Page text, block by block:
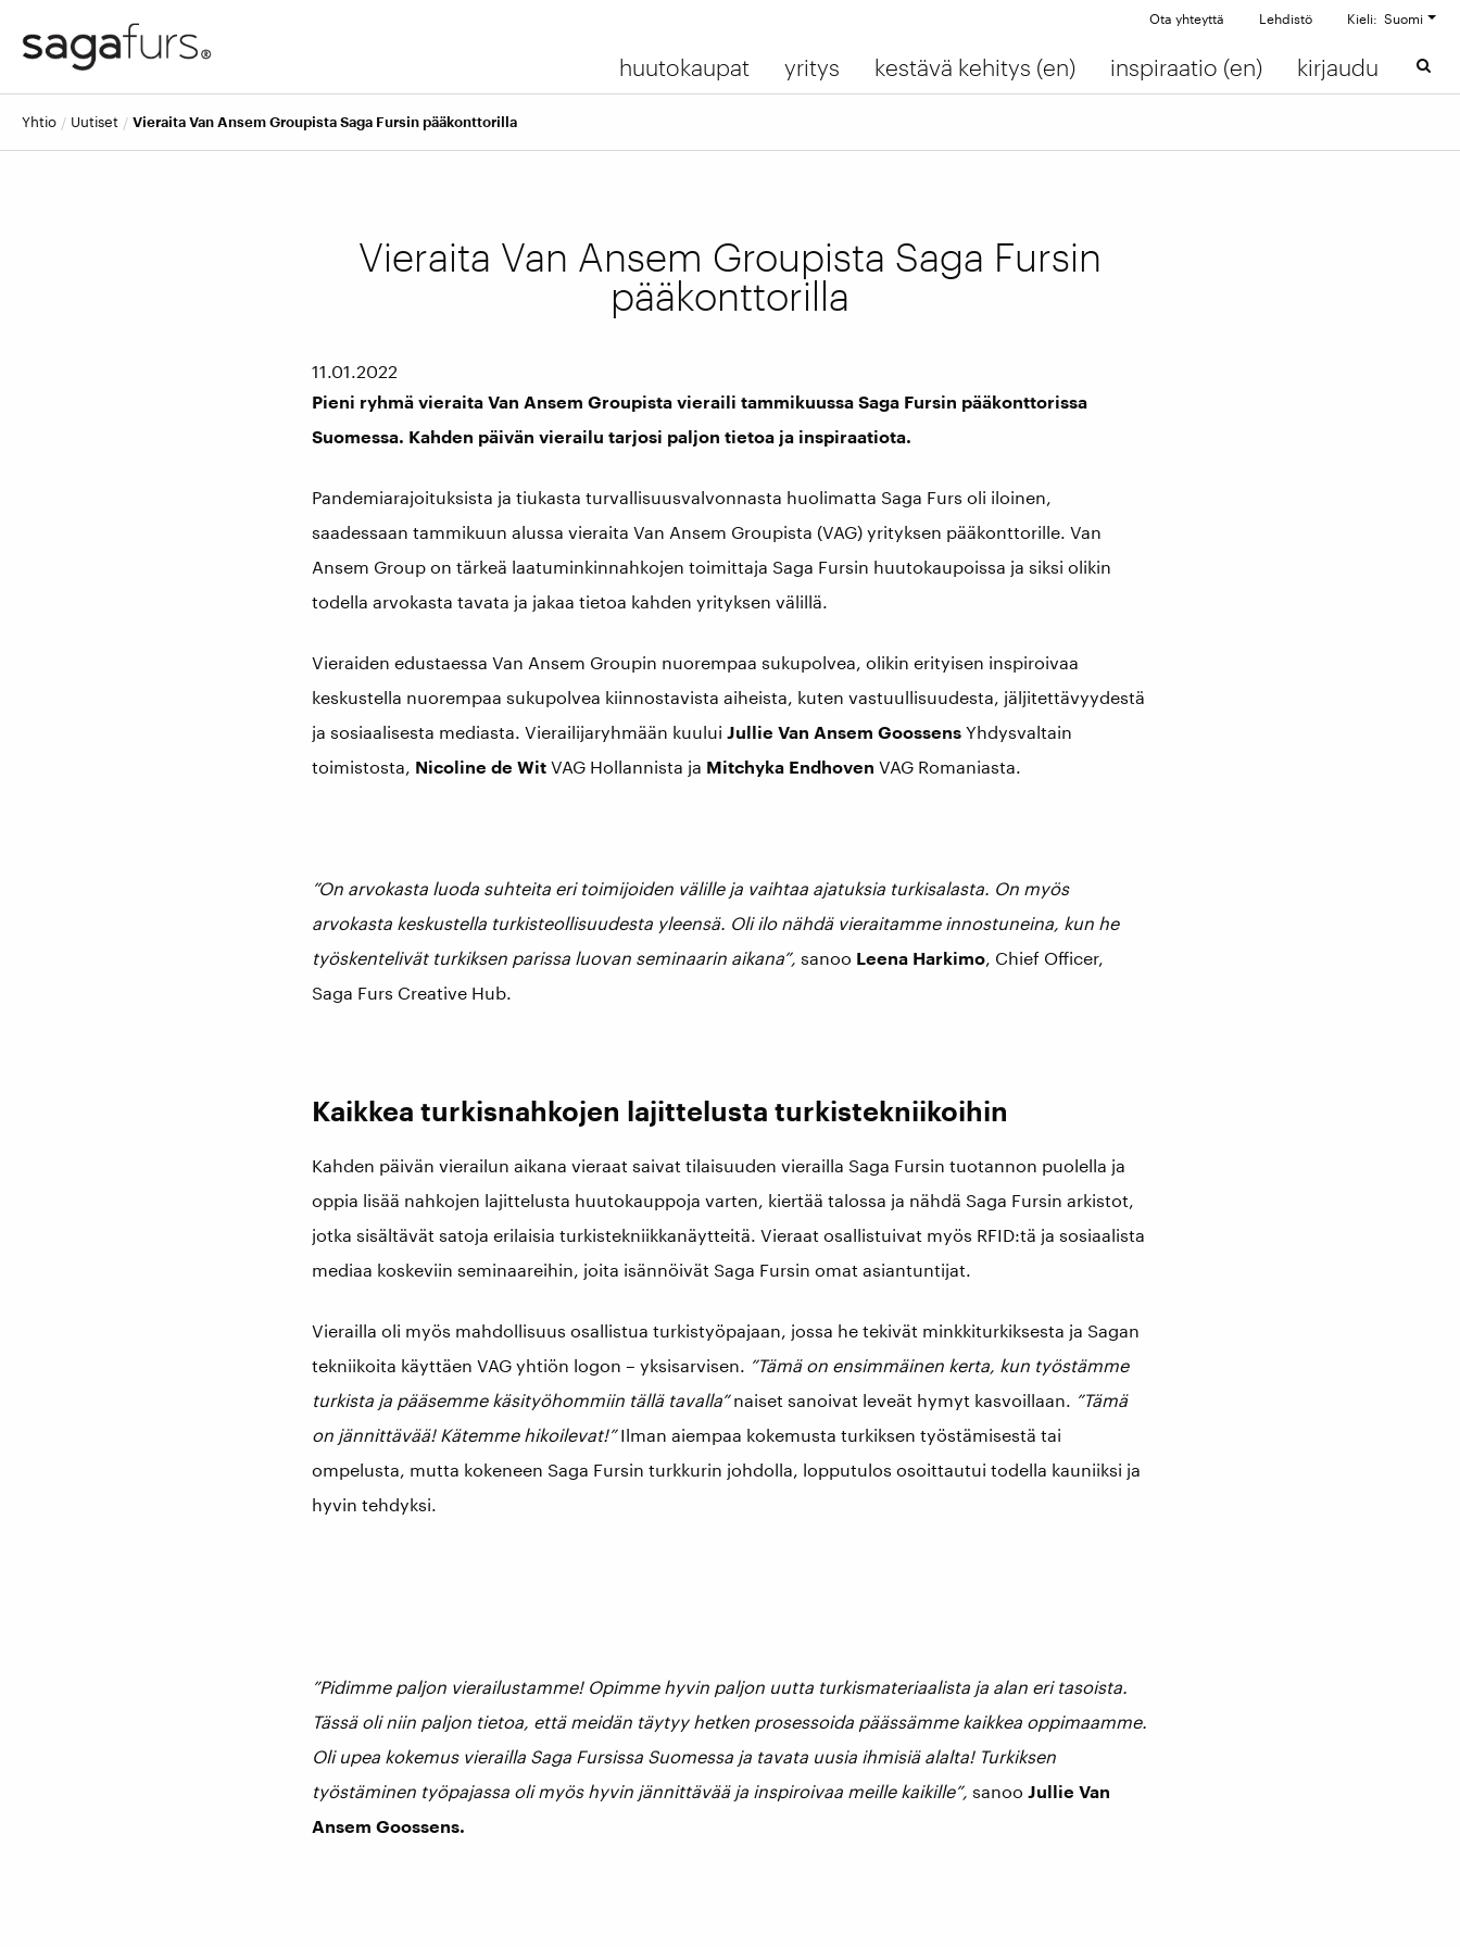
Ota yhteyttä Lehdistö Kieli: Suomi
huutokaupat yritys kestävä kehitys (en) inspiraatio (en) kirjaudu
yhtio uutiset Vieraita Van Ansem Groupista Saga Fursin pääkonttorilla
Vieraita Van Ansem Groupista Saga Fursin
pääkonttorilla
11.01.2022
Pieni ryhmä vieraita Van Ansem Groupista vieraili tammikuussa Saga Fursin pääkonttorissa
Suomessa. Kahden päivän vierailu tarjosi paljon tietoa ja inspiraatiota.
Pandemiarajoituksista ja tiukasta turvallisuusvalvonnasta huolimatta Saga Furs oli iloinen,
saadessaan tammikuun alussa vieraita Van Ansem Groupista (VAG) yrityksen pääkonttorille. Van
Ansem Group on tärkeä laatuminkinnahkojen toimittaja Saga Fursin huutokaupoissa ja siksi olikin
todella arvokasta tavata ja jakaa tietoa kahden yrityksen välillä.
Vieraiden edustaessa Van Ansem Groupin nuorempaa sukupolvea, olikin erityisen inspiroivaa
keskustella nuorempaa sukupolvea kiinnostavista aiheista, kuten vastuullisuudesta, jäljitettävyydestä
ja sosiaalisesta mediasta. Vierailijaryhmään kuului Jullie Van Ansem Goossens Yhdysvaltain
toimistosta, Nicoline de Wit VAG Hollannista ja Mitchyka Endhoven VAG Romaniasta.
”On arvokasta luoda suhteita eri toimijoiden välille ja vaihtaa ajatuksia turkisalasta. On myös
arvokasta keskustella turkisteollisuudesta yleensä. Oli ilo nähdä vieraitamme innostuneina, kun he
työskentelivät turkiksen parissa luovan seminaarin aikana”, sanoo Leena Harkimo, Chief Officer,
Saga Furs Creative Hub.
Kaikkea turkisnahkojen lajittelusta turkistekniikoihin
Kahden päivän vierailun aikana vieraat saivat tilaisuuden vierailla Saga Fursin tuotannon puolella ja
oppia lisää nahkojen lajittelusta huutokauppoja varten, kiertää talossa ja nähdä Saga Fursin arkistot,
jotka sisältävät satoja erilaisia turkistekniikkanäytteitä. Vieraat osallistuivat myös RFID:tä ja sosiaalista
mediaa koskeviin seminaareihin, joita isännöivät Saga Fursin omat asiantuntijat.
Vierailla oli myös mahdollisuus osallistua turkistyöpajaan, jossa he tekivät minkkiturkiksesta ja Sagan
tekniikoita käyttäen VAG yhtiön logon – yksisarvisen. ”Tämä on ensimmäinen kerta, kun työstämme
turkista ja pääsemme käsityöhommiin tällä tavalla”naiset sanoivat leveät hymyt kasvoillaan. ”Tämä
on jännittävää! Kätemme hikoilevat!”Ilman aiempaa kokemusta turkiksen työstämisestä tai
ompelusta, mutta kokeneen Saga Fursin turkkurin johdolla, lopputulos osoittautui todella kauniiksi ja
hyvin tehdyksi.
”Pidimme paljon vierailustamme! Opimme hyvin paljon uutta turkismateriaalista ja alan eri tasoista.
Tässä oli niin paljon tietoa, että meidän täytyy hetken prosessoida päässämme kaikkea oppimaamme.
Oli upea kokemus vierailla Saga Fursissa Suomessa ja tavata uusia ihmisiä alalta! Turkiksen
työstäminen työpajassa oli myös hyvin jännittävää ja inspiroivaa meille kaikille”, sanoo Jullie Van
Ansem Goossens.